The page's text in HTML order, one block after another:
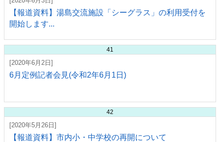
【報道資料】湯島交流施設「シーグラス」の利用受付を
開始します...
41
[2020年6月2日]
6月定例記者会見(令和2年6月1日)
42
[2020年5月26日]
【報道資料】市内小・中学校の再開について